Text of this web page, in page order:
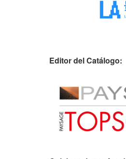
Editor del Catálogo: